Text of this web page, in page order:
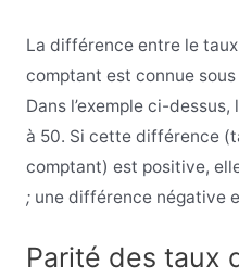
La différence entre le
comptant est connue sous
Dans l’exemple ci-
à 50. Si cette différence
comptant) est positive,
;une différence négative
Parité des taux